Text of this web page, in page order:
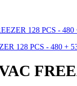
128 PCS -